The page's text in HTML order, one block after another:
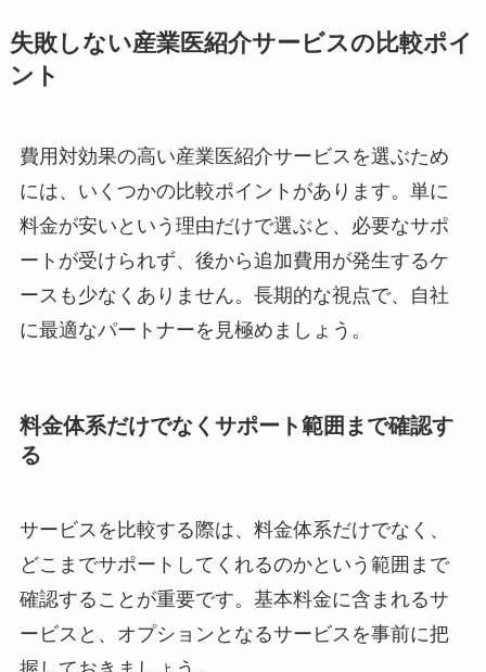
失敗しない産業医紹介サービスの比較ポ
費用対効果の高い産業医紹介サービスを選ぶため
には、いくつかの比較ポイントがあります。単に
料金が安いという理由だけで選ぶと、必要なサポ
ートが受けられず、後から追加費用が発生するケ
ースも少なくありません。長期的な視点で、自社
サービスを比較する際は、料金体系だけでなく、
どこまでサポートしてくれるのかという範囲まで
確認することが重要です。基本料金に含まれるサ